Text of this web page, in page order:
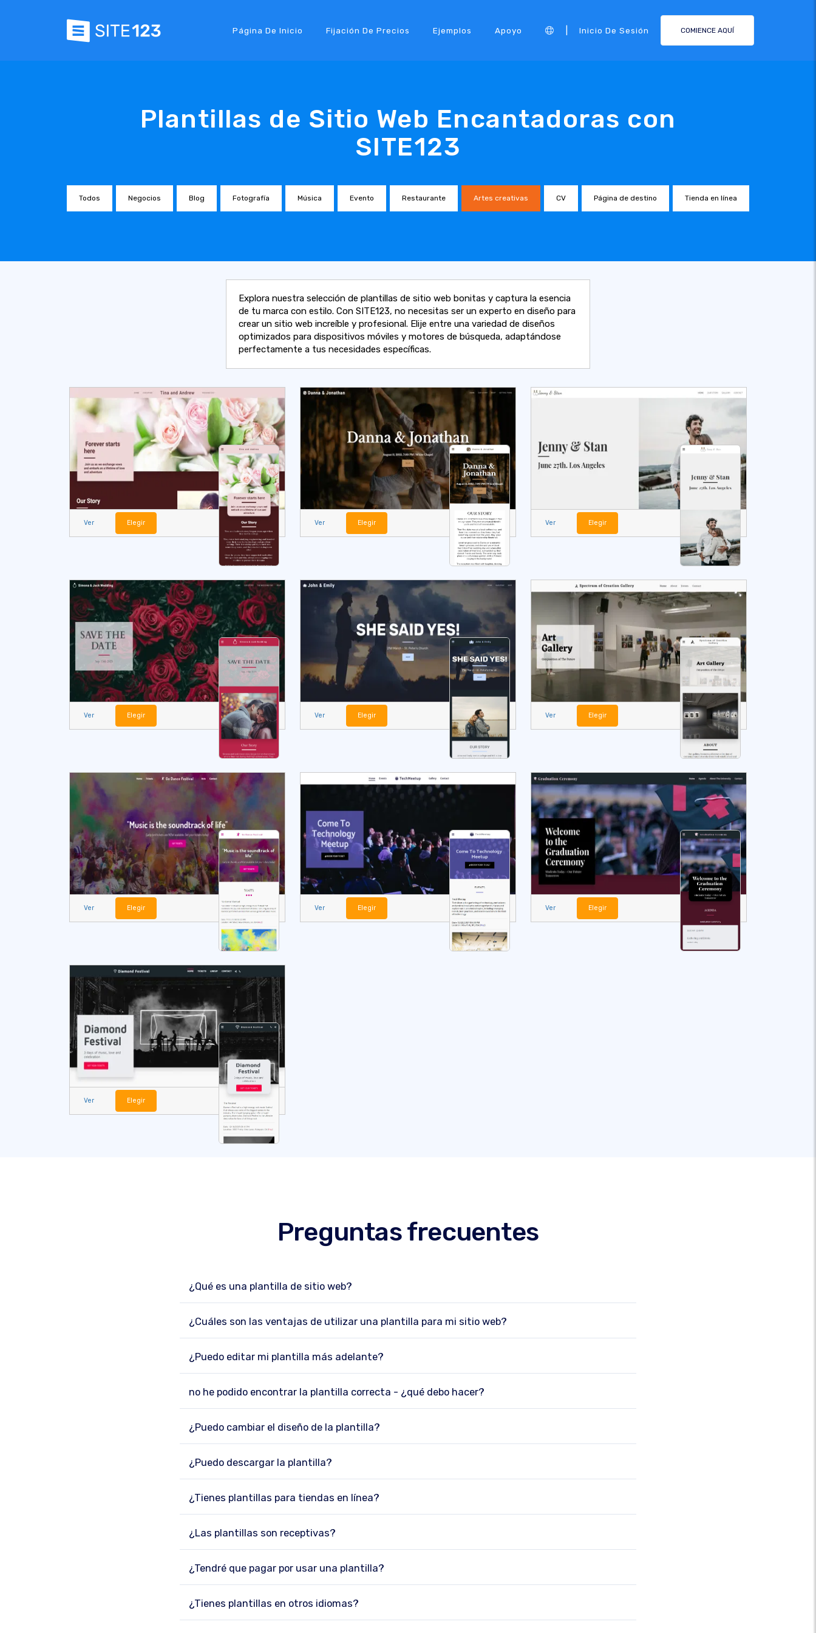
Página De Inicio Fijación De Precios Ejemplos Apoyo Inicio De Sesión COMIENCE AQUÍ
Plantillas de Sitio Web Encantadoras con
SITE123
Todos Negocios Blog Fotografía Música Evento Restaurante Artes creativas CV Página de destino Tienda en línea
Explora nuestra selección de plantillas de sitio web bonitas y captura la esencia
de tu marca con estilo. Con SITE123, no necesitas ser un experto en diseño para
crear un sitio web increíble y profesional. Elije entre una variedad de diseños
optimizados para dispositivos móviles y motores de búsqueda, adaptándose
perfectamente a tus necesidades específicas.
Ver Elegir Ver Elegir Ver Elegir
Ver Elegir Ver Elegir Ver Elegir
Ver Elegir Ver Elegir Ver Elegir
Ver Elegir
Preguntas frecuentes
¿Qué es una plantilla de sitio web?
¿Cuáles son las ventajas de utilizar una plantilla para mi sitio web?
¿Puedo editar mi plantilla más adelante?
no he podido encontrar la plantilla correcta - ¿qué debo hacer?
¿Puedo cambiar el diseño de la plantilla?
¿Puedo descargar la plantilla?
¿Tienes plantillas para tiendas en línea?
¿Las plantillas son receptivas?
¿Tendré que pagar por usar una plantilla?
¿Tienes plantillas en otros idiomas?